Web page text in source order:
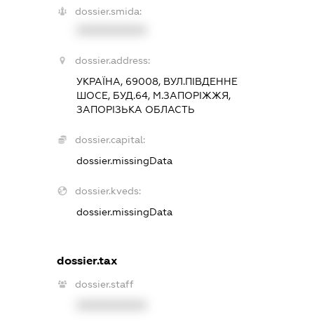
dossier.smida:
dossier.address:
УКРАЇНА, 69008, ВУЛ.ПІВДЕННЕ
ШОСЕ, БУД.64, М.ЗАПОРІЖЖЯ,
ЗАПОРІЗЬКА ОБЛАСТЬ
dossier.capital:
dossier.missingData
dossier.kveds:
dossier.missingData
dossier.tax
dossier.staff